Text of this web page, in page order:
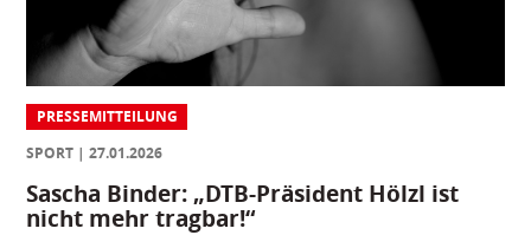
PRESSEMITTEILUNG
SPORT
27.01.2026
Sascha Binder: „DTB-Präsident Hölzl ist
nicht mehr tragbar!“